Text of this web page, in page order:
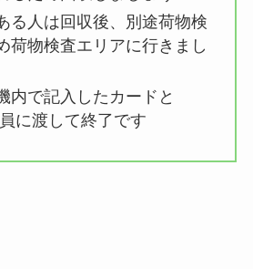
る人は回収後、別途荷物検
荷物検査エリアに行きまし
内で記入したカードと
に渡して終了です